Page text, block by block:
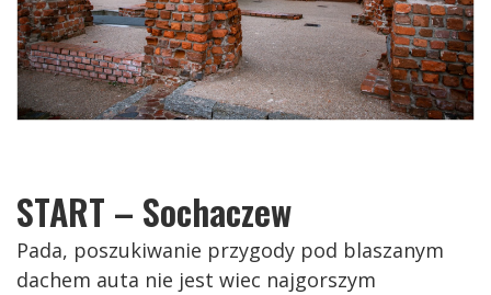
START – Sochaczew
Pada, poszukiwanie przygody pod blaszanym
dachem auta nie jest wiec najgorszym